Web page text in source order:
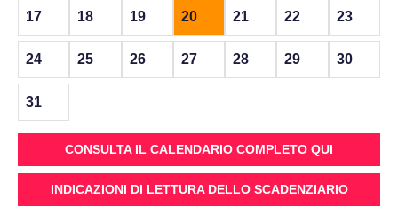
17 18 19 20 21 22 23
24 25 26 27 28 29 30
31
CONSULTA IL CALENDARIO COMPLETO QUI
INDICAZIONI DI LETTURA DELLO SCADENZIARIO